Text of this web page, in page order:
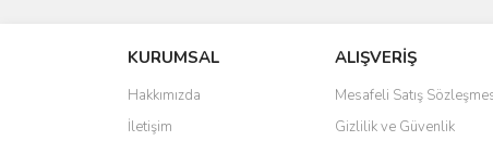
Ürün resmi kalitesiz, bozuk veya görüntülenemiyor.
Ürün açıklamasında eksik bilgiler bulunuyor.
Ürün bilgilerinde hatalar bulunuyor.
KURUMSAL
Hakkımızda
İletişim
ALIŞVERİŞ
Mesafeli Satış
Gizlilik ve Güvenlik